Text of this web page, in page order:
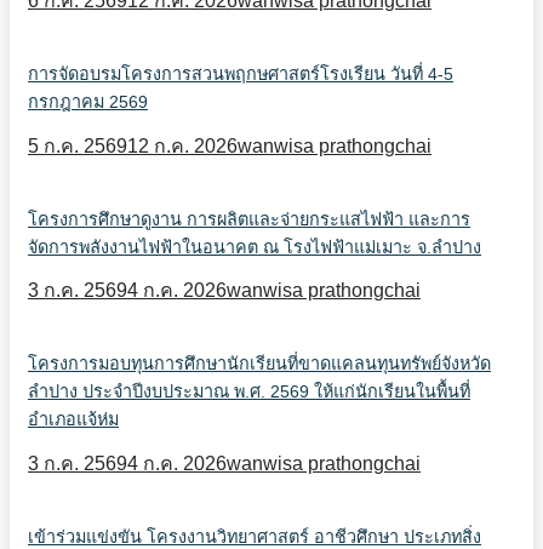
การจัดอบรมโครงการสวนพฤกษศาสตร์โรงเรียน วันที่ 4-5
กรกฎาคม 2569
5 ก.ค. 256912 ก.ค. 2026wanwisa prathongchai
โครงการศึกษาดูงาน การผลิตและจ่ายกระแสไฟฟ้า และการ
จัดการพลังงานไฟฟ้าในอนาคต ณ โรงไฟฟ้าแม่เมาะ จ.ลำปาง
3 ก.ค. 25694 ก.ค. 2026wanwisa prathongchai
โครงการมอบทุนการศึกษานักเรียนที่ขาดแคลนทุนทรัพย์จังหวัด
ลำปาง ประจำปีงบประมาณ พ.ศ. 2569 ให้แก่นักเรียนในพื้นที่
อำเภอแจ้ห่ม
3 ก.ค. 25694 ก.ค. 2026wanwisa prathongchai
เข้าร่วมแข่งขัน โครงงานวิทยาศาสตร์ อาชีวศึกษา ประเภทสิ่ง